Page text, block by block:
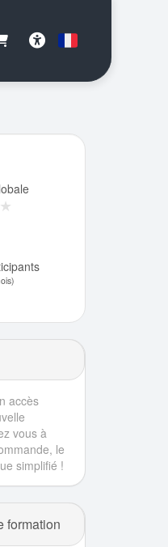
Français
accès
vous à
le
simplifié !
formation